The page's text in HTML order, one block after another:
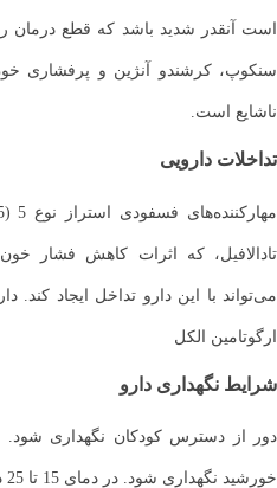
است آنقدر شدید باشد که قطع درمان
سنکوپ، کرشندو آنژین و پرفشاری
ناشایع است.
تداخلات دارویی
تادالافیل، که اثرات کاهش فشار
می‌تواند با این دارو تداخل ایجاد
ارگوتامین الکل
شرایط نگهداری دارو
دور از دسترس کودکان نگهداری شود.
خورشید نگهداری شود. در دمای 15 تا 25 درجه سانتی‌گراد نگهداری شود.